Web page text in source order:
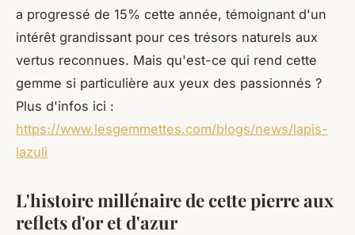
a progressé de 15% cette année, témoignant d'un
intérêt grandissant pour ces trésors naturels aux
vertus reconnues. Mais qu'est-ce qui rend cette
gemme si particulière aux yeux des passionnés ?
Plus d'infos ici :
https://www.lesgemmettes.com/blogs/news/lapis-
lazuli
L'histoire millénaire de cette pierre aux
reflets d'or et d'azur